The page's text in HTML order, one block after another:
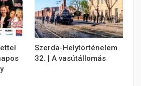
Szerda-Helytörténelem
32. | A vasútállomás